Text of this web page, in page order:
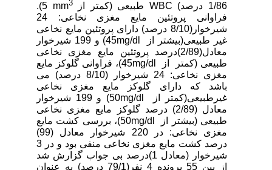
1/86 درصد)
WBCطبیعی (کمتر از mm
5).
فراوانی پروتئین مایع مغزی نخاعی: 24
شیرخوار(8/10 درصد) دارای پروتئین مایع نخاعی
غیر طبیعی(بیشتر ازmg/dl
45) و 199 شیرخوار
معادل(2/89)درصد پروتئین مایع مغزی نخاعی
طبیعی (کمتر از mg/dl
45)، فراوانی گلوکز مایع
مغزی نخاعی: 24 شیرخوار (8/10 درصد) می
باشد که دارای گلوکز مایع مغزی نخاعی
غیرطبیعی(کمتر ازmg/dl
50) و 199 شیرخوار
معادل (2/89) درصد گلوکز مایع مغزی نخاعی
طبیعی (بیشتر از mg/dl
50)، بررسی کشت مایع
مغزی نخاعی: در 220 شیرخوار معادل (99)
درصد کشت مایع مغزی نخاعی منفی بود و در 3
شیرخوار (معادل 1)درصد بی جواب گزارش شد
از بین 55 پرونده 4 نفر(79/1 درصد) به عنوان